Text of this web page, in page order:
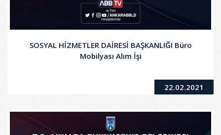
SOSYAL HİZMETLER DAİRESİ BAŞKANLIĞI Büro
Mobilyası Alım İşi
22.02.2021